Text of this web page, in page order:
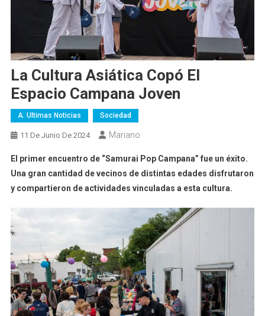
La Cultura Asiática Copó El
Espacio Campana Joven
A. Ultimas Noticias Sociedad
11 De Junio De 2024 Mariano
El primer encuentro de “Samurai Pop Campana” fue un éxito.
Una gran cantidad de vecinos de distintas edades disfrutaron
y compartieron de actividades vinculadas a esta cultura.